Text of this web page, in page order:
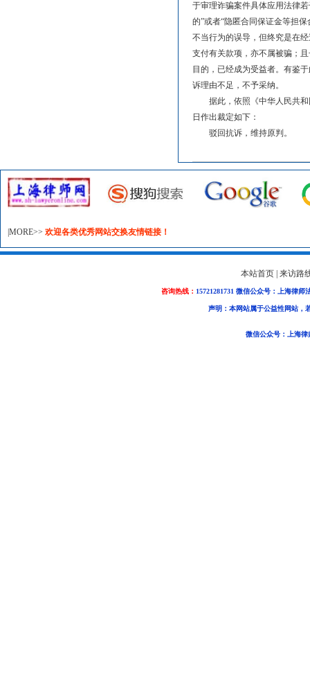
于审理诈骗案件具体应用法律
的”或者“隐匿合同保证金等担
不当行为的误导，但终究是在
支付有关款项，亦不属被骗；
目的，已经成为受益者。有鉴
诉理由不足，不予采纳。
据此，依照《中华人民共
日作出裁定如下：
驳回抗诉，维持原判。
|MORE>> 欢迎各类优秀网站交换友情链接！
本站首页 来访路
咨询热线： 15721281731 微信公众号：上海律师
声明：本网站属于公益性网站，
微信公众号：上海